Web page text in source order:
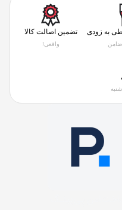
به زودی تضمین اصالت کالا
واقعی!